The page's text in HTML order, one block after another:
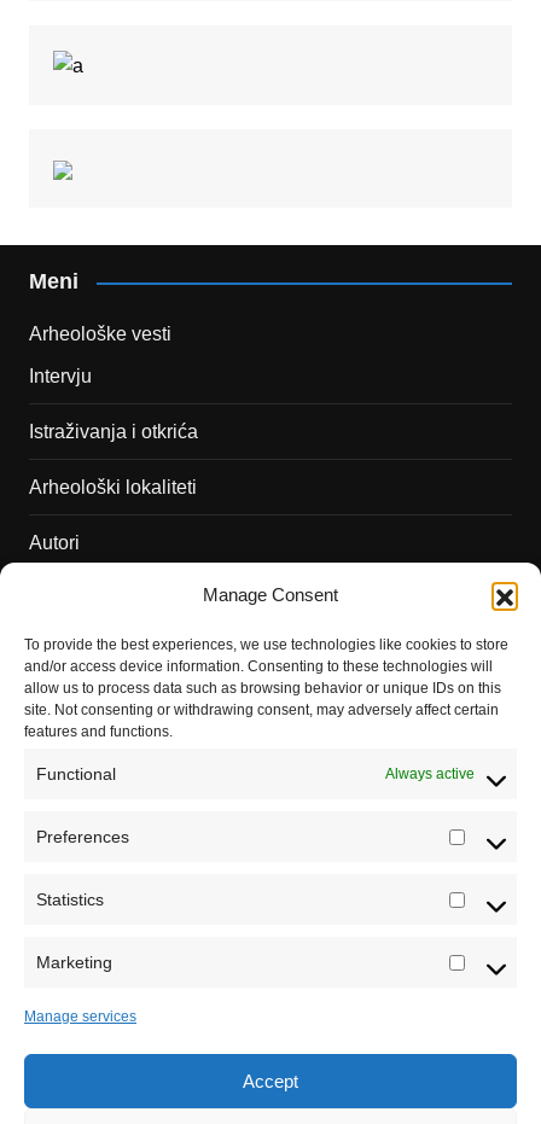
Manage Consent
To provide the best experiences, we use technologies like cookies to store
and/or access device information. Consenting to these technologies will
allow us to process data such as browsing behavior or unique IDs on this
site. Not consenting or withdrawing consent, may adversely affect certain
features and functions.
Functional Always active
Preferences
Statistics
Marketing
Manage services
Accept
Meni
Arheološke vesti
Intervju
Istraživanja i otkrića
Arheološki lokaliteti
Autori
Dešavanja
Kontakt
Misija sajta Sve o arheologiji
Sva prava zadržava Sve o arheologiji 2019-2026